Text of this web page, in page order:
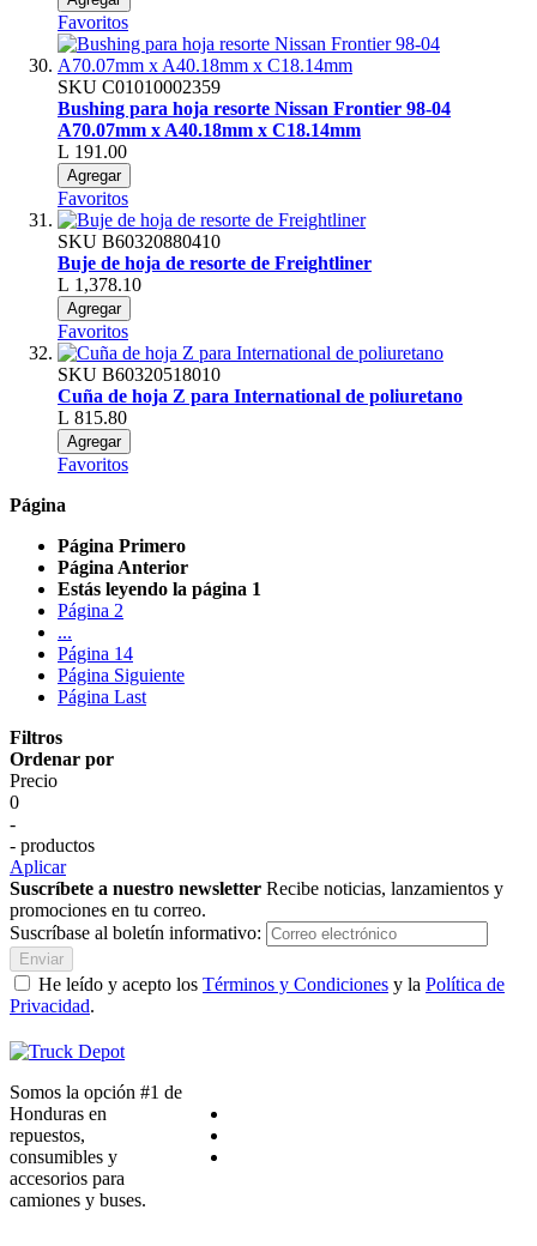
Favoritos
SKU C01010002359
Bushing para hoja resorte Nissan Frontier 98-04
A70.07mm x A40.18mm x C18.14mm
L 191.00
Agregar
Favoritos
SKU B60320880410
Buje de hoja de resorte de Freightliner
L 1,378.10
Agregar
Favoritos
SKU B60320518010
Cuña de hoja Z para International de poliuretano
L 815.80
Agregar
Favoritos
Página
Página Primero
Página Anterior
Estás leyendo la página 1
Página 2
...
Página 14
Página Siguiente
Página Last
Filtros
Ordenar por
Precio
0
-
- productos
Aplicar
Suscríbete a nuestro newsletter Recibe noticias, lanzamientos y
promociones en tu correo.
Suscríbase al boletín informativo:
Enviar
He leído y acepto los Términos y Condiciones y la Política de
Privacidad.
Somos la opción #1 de
Honduras en
repuestos,
consumibles y
accesorios para
camiones y buses.